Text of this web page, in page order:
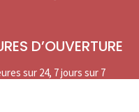
D’OUVERTURE
sur 24, 7 jours sur 7